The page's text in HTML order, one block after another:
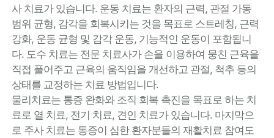
사 치료가 있습니다. 운동 치료는 환자의 근력, 관절 가동
범위 균형, 감각을 회복시키는 것을 목표로 스트레칭, 근력
강화, 운동 균형 및 감각 운동, 기능적인 운동이 포함됩니
다. 도수 치료는 전문 치료사가 손을 이용하여 뭉친 근육을
직접 풀어주고 근육의 움직임을 개선하고 관절, 척추 등의
상태를 교정하는 치료 방법입니다.
물리치료는 통증 완화와 조직 회복 촉진을 목표로 하는 치
료로 열 치료, 전기 치료, 견인 치료가 있습니다. 마지막으
로 주사 치료는 통증이 심한 환자분들의 재활치료 참여도